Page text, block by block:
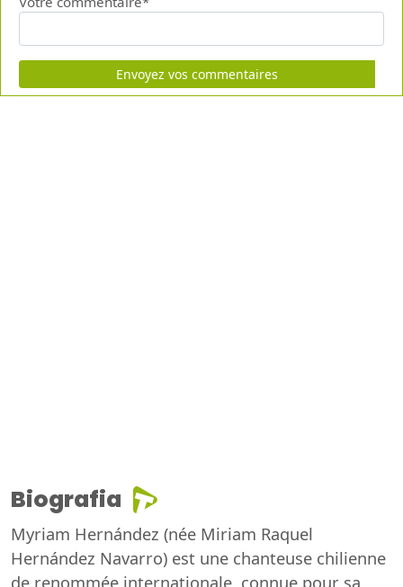
Envoyez vos commentaires
Biografia
Myriam Hernández (née Miriam Raquel
Hernández Navarro) est une chanteuse chilienne
de renommée internationale, connue pour sa